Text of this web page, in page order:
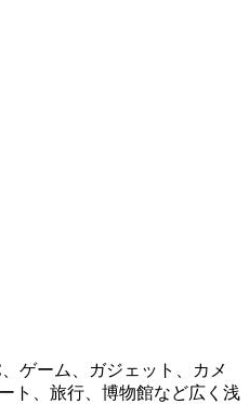
ゲーム、ガジェット、カメ
ト、旅行、博物館など広く浅